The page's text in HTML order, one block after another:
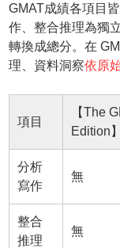
GMAT成績各項目
作、整合推理為獨
轉換成總分。在
理、資料洞察依原
項目
【The
Edition】
分析
寫作
無
整合
推理
無